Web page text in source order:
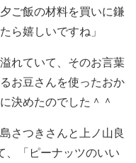
ご飯の材料を買いに鎌
ら嬉しいですね」
れていて、そのお言葉
お豆さんを使ったおか
決めたのでした＾＾
さつきさんと上ノ山良
、「ピーナッツのいい